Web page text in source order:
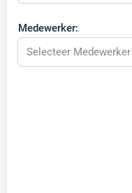
Medewerker:
Selecteer Medewerker